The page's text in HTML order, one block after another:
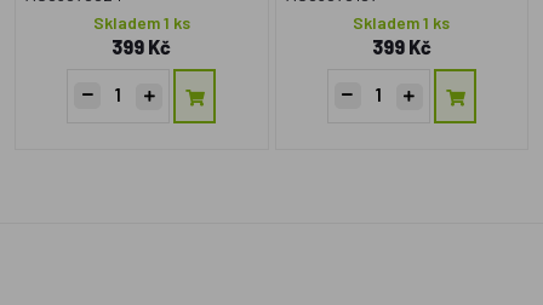
Skladem 1 ks
399 Kč
Skladem 1 ks
399 Kč